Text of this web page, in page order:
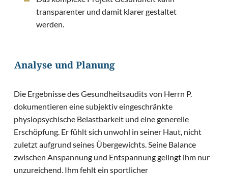
transparenter und damit klarer gestaltet
werden.
Analyse und Planung
Die Ergebnisse des Gesundheitsaudits von Herrn P.
dokumentieren eine subjektiv eingeschränkte
physiopsychische Belastbarkeit und eine generelle
Erschöpfung. Er fühlt sich unwohl in seiner Haut, nicht
zuletzt aufgrund seines Übergewichts. Seine Balance
zwischen Anspannung und Entspannung gelingt ihm nur
unzureichend. Ihm fehlt ein sportlicher